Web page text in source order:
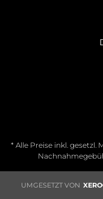
* Alle Preise inkl. gesetzl.
UMGESETZT VON